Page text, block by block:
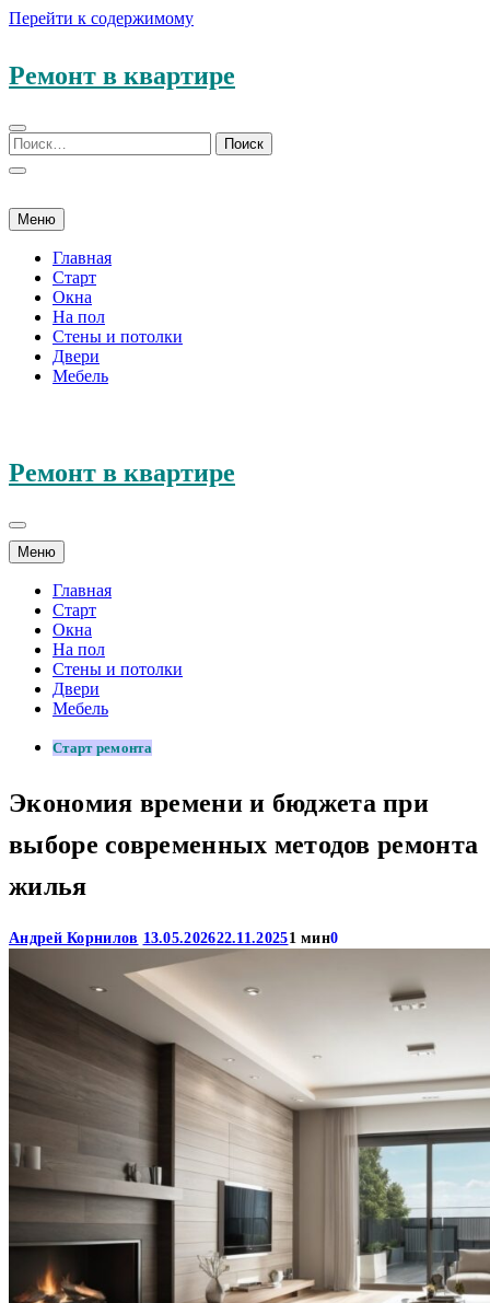
Перейти к содержимому
Ремонт в квартире
Меню
Главная
Старт
Окна
На пол
Стены и потолки
Двери
Мебель
Ремонт в квартире
Меню
Главная
Старт
Окна
На пол
Стены и потолки
Двери
Мебель
Старт ремонта
Экономия времени и бюджета при
выборе современных методов ремонта
жилья
Андрей Корнилов 13.05.202622.11.20251 мин0